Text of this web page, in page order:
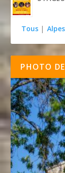
Tous |
PHOTO